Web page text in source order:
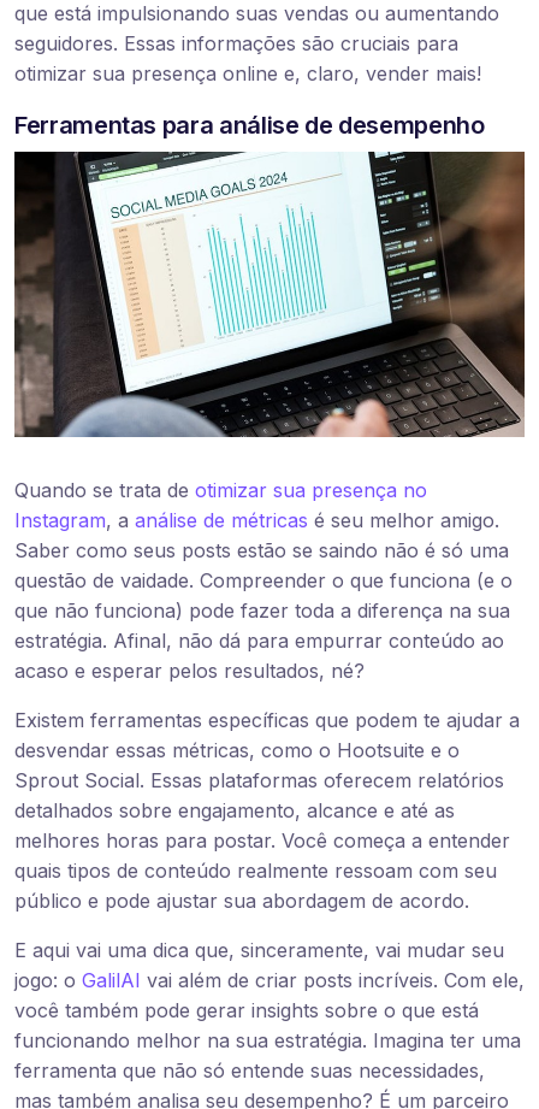
que está impulsionando suas vendas ou aumentando
seguidores. Essas informações são cruciais para
otimizar sua presença online e, claro, vender mais!
Ferramentas para análise de desempenho
Quando se trata de otimizar sua presença no
Instagram, a análise de métricas é seu melhor amigo.
Saber como seus posts estão se saindo não é só uma
questão de vaidade. Compreender o que funciona (e o
que não funciona) pode fazer toda a diferença na sua
estratégia. Afinal, não dá para empurrar conteúdo ao
acaso e esperar pelos resultados, né?
Existem ferramentas específicas que podem te ajudar a
desvendar essas métricas, como o Hootsuite e o
Sprout Social. Essas plataformas oferecem relatórios
detalhados sobre engajamento, alcance e até as
melhores horas para postar. Você começa a entender
quais tipos de conteúdo realmente ressoam com seu
público e pode ajustar sua abordagem de acordo.
E aqui vai uma dica que, sinceramente, vai mudar seu
jogo: o GalilAI vai além de criar posts incríveis. Com ele,
você também pode gerar insights sobre o que está
funcionando melhor na sua estratégia. Imagina ter uma
ferramenta que não só entende suas necessidades,
mas também analisa seu desempenho? É um parceiro